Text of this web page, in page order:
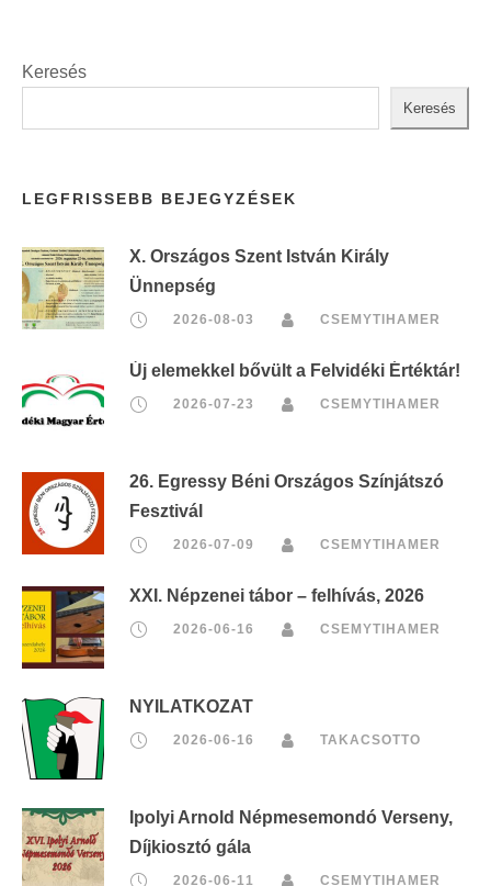
Keresés
Keresés
LEGFRISSEBB BEJEGYZÉSEK
X. Országos Szent István Király
Ünnepség
2026-08-03 CSEMYTIHAMER
Új elemekkel bővült a Felvidéki Értéktár!
2026-07-23 CSEMYTIHAMER
26. Egressy Béni Országos Színjátszó
Fesztivál
2026-07-09 CSEMYTIHAMER
XXI. Népzenei tábor – felhívás, 2026
2026-06-16 CSEMYTIHAMER
NYILATKOZAT
2026-06-16 TAKACSOTTO
Ipolyi Arnold Népmesemondó Verseny,
Díjkiosztó gála
2026-06-11 CSEMYTIHAMER